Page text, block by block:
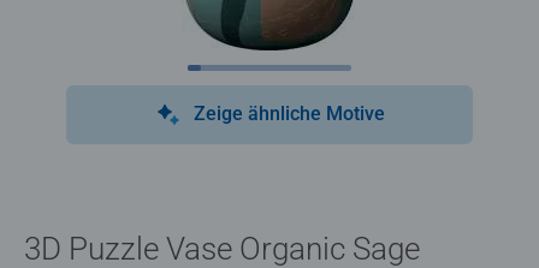
Zeige ähnliche Motive
3D Puzzle Vase Organic Sage